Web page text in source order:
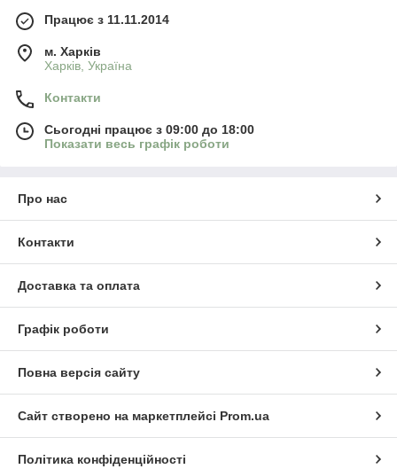
Працює з 11.11.2014
м. Харків
Харків, Україна
Контакти
Сьогодні працює з 09:00 до 18:00
Показати весь графік роботи
Про нас
Контакти
Доставка та оплата
Графік роботи
Повна версія сайту
Сайт створено на маркетплейсі Prom.ua
Політика конфіденційності